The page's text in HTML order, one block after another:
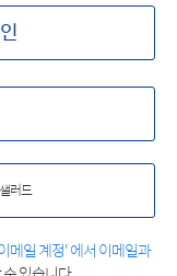
러드
메일 계정' 에서 이메일과